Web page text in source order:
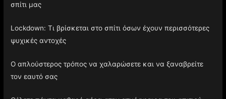
σπίτι μας
Lockdown: Τι βρίσκεται στο σπίτι όσων έχουν περισσότερες
ψυχικές αντοχές
Ο απλούστερος τρόπος να χαλαρώσετε και να ξαναβρείτε
τον εαυτό σας